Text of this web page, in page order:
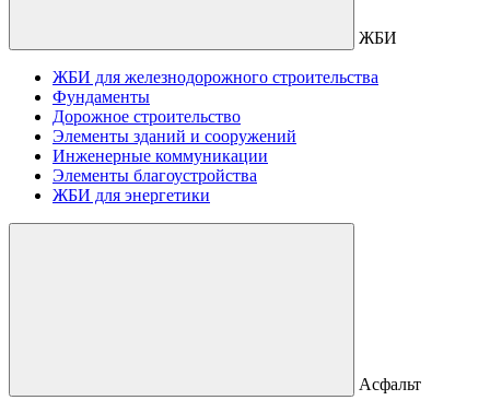
ЖБИ
ЖБИ для железнодорожного строительства
Фундаменты
Дорожное строительство
Элементы зданий и сооружений
Инженерные коммуникации
Элементы благоустройства
ЖБИ для энергетики
Асфальт